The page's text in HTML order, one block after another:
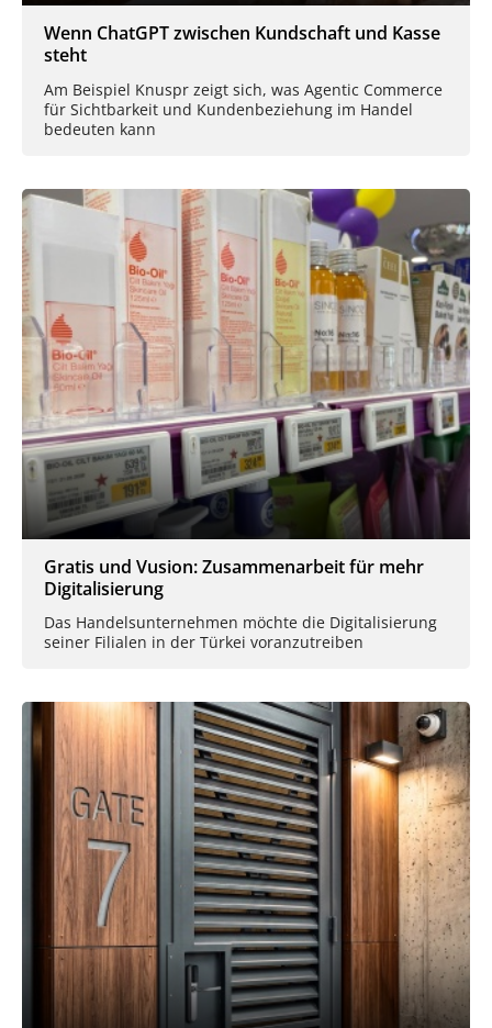
Wenn ChatGPT zwischen Kundschaft und Kasse
steht
Am Beispiel Knuspr zeigt sich, was Agentic Commerce
für Sichtbarkeit und Kundenbeziehung im Handel
bedeuten kann
Gratis und Vusion: Zusammenarbeit für mehr
Digitalisierung
Das Handelsunternehmen möchte die Digitalisierung
seiner Filialen in der Türkei voranzutreiben